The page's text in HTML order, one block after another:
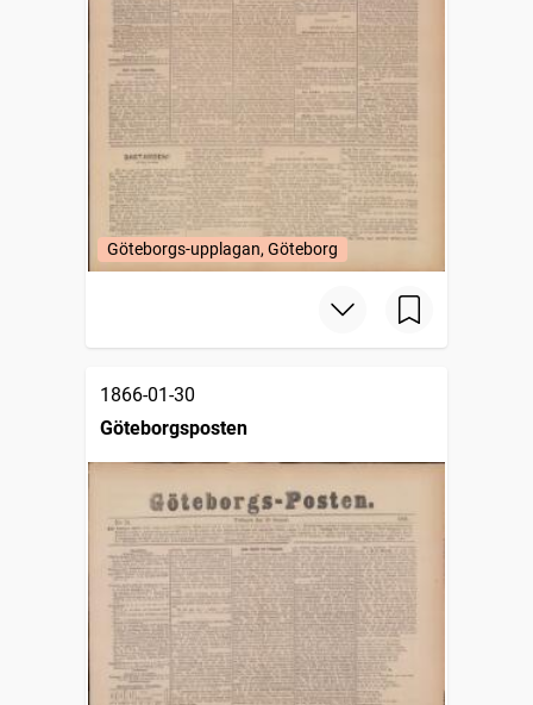
Göteborgs-upplagan, Göteborg
1866-01-30
Göteborgsposten